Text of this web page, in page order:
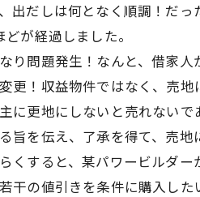
だしは何となく順調！だっ
経過しました。
題発生！なんと、借家人が
収益物件ではなく、売地に
地にしないと売れないで
伝え、了承を得て、売地に
ると、某パワービルダー
の値引きを条件に購入し